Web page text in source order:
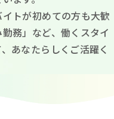
トが初めての方も大歓
務」など、働くスタイ
あなたらしくご活躍く